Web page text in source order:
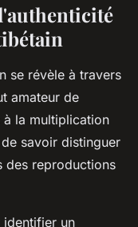
se révèle à travers
amateur de
la multiplication
savoir distinguer
des reproductions
identifier un